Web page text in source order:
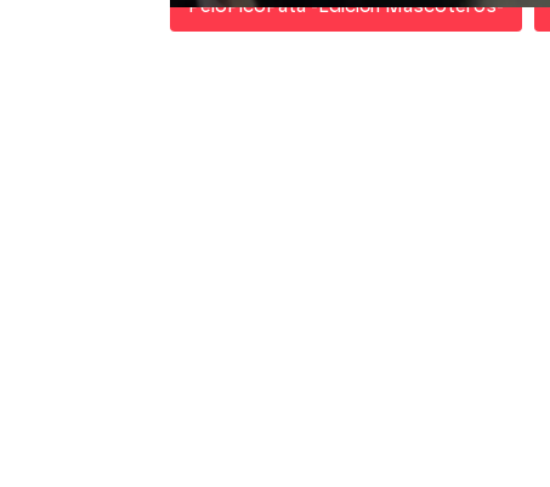
PeloPicoPata -Edición Mascoteros-